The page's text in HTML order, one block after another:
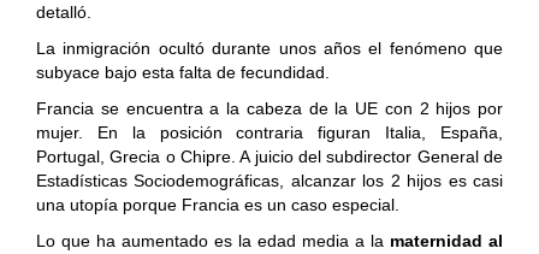
detalló.
La inmigración ocultó durante unos años el fenómeno que
subyace bajo esta falta de fecundidad.
Francia se encuentra a la cabeza de la UE con 2 hijos por
mujer. En la posición contraria figuran Italia, España,
Portugal, Grecia o Chipre. A juicio delsubdirector General de
Estadísticas Sociodemográficas, alcanzar los 2 hijos es casi
una utopía porque Francia es un caso especial.
Lo que ha aumentado es la edad media a la maternidad al